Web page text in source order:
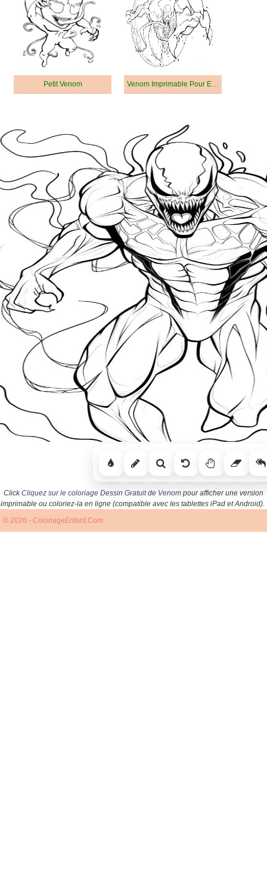
Petit Venom Venom Imprimable Pour Enfants
ClickCliquez sur le coloriage Dessin Gratuit de Venom pour afficher une version
imprimable ou coloriez-la en ligne (compatible avec les tablettes iPad et Android).
© 2026 - ColoriageEnfant.Com